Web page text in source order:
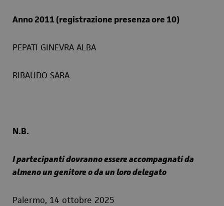
Anno 2011 (registrazione presenza ore 10)
PEPATI GINEVRA ALBA
RIBAUDO SARA
N.B.
I partecipanti dovranno essere accompagnati da
almeno un genitore o da un loro delegato
Palermo, 14 ottobre 2025